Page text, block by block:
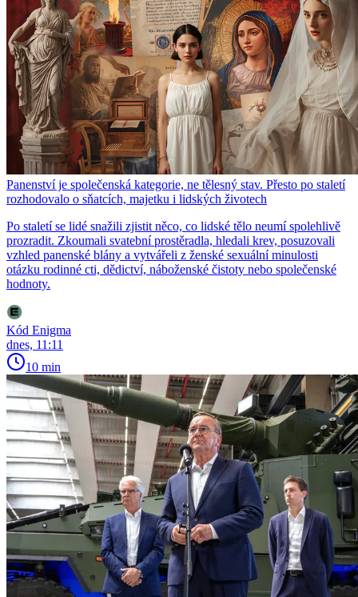
Panenství je společenská kategorie, ne tělesný stav. Přesto po staletí
rozhodovalo o sňatcích, majetku i lidských životech
Po staletí se lidé snažili zjistit něco, co lidské tělo neumí spolehlivě
prozradit. Zkoumali svatební prostěradla, hledali krev, posuzovali
vzhled panenské blány a vytvářeli z ženské sexuální minulosti
otázku rodinné cti, dědictví, náboženské čistoty nebo společenské
hodnoty.
Kód Enigma
dnes, 11:11
10 min